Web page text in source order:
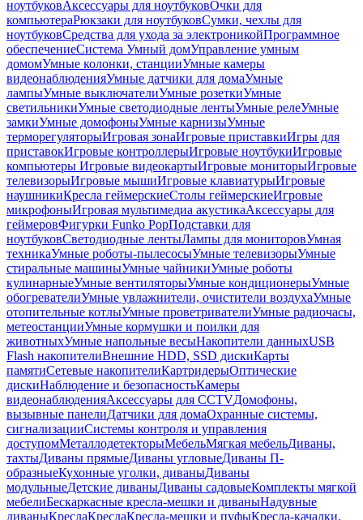
ноутбуковАксессуары для ноутбуковОчки для
компьютераРюкзаки для ноутбуковСумки, чехлы для
ноутбуковСредства для ухода за электроникойПрограммное
обеспечениеСистема Умный домУправление умным
домомУмные колонки, станцииУмные камеры
видеонаблюденияУмные датчики для домаУмные
лампыУмные выключателиУмные розеткиУмные
светильникиУмные светодиодные лентыУмные релеУмные
замкиУмные домофоныУмные карнизыУмные
терморегуляторыИгровая зонаИгровые приставкиИгры для
приставокИгровые контроллерыИгровые ноутбукиИгровые
компьютеры Игровые видеокартыИгровые мониторыИгровые
телевизорыИгровые мышиИгровые клавиатурыИгровые
наушникиКресла геймерскиеСтолы геймерскиеИгровые
микрофоныИгровая мультимедиа акустикаАксессуары для
геймеровФигурки Funko PopПодставки для
ноутбуковСветодиодные лентыЛампы для мониторовУмная
техникаУмные роботы-пылесосыУмные телевизорыУмные
стиральные машиныУмные чайникиУмные роботы
кулинарныеУмные вентиляторыУмные кондиционерыУмные
обогревателиУмные увлажнители, очистители воздухаУмные
отопительные котлыУмные проветривателиУмные радиочасы,
метеостанцииУмные кормушки и поилки для
животныхУмные напольные весыНакопители данныхUSB
Flash накопителиВнешние HDD, SSD дискиКарты
памятиСетевые накопителиКартридерыОптические
дискиНаблюдение и безопасностьКамеры
видеонаблюденияАксессуары для CCTVДомофоны,
вызывные панелиДатчики для домаОхранные системы,
сигнализацииСистемы контроля и управления
доступомМеталлодетекторыМебельМягкая мебельДиваны,
тахтыДиваны прямыеДиваны угловыеДиваны П-
образныеКухонные уголки, диваныДиваны
модульныеДетские диваныДиваны садовыеКомплекты мягкой
мебелиБескаркасные кресла-мешки и диваныНадувные
диваныКреслаКреслаКресла-мешки и пуфыКресла-качалки,